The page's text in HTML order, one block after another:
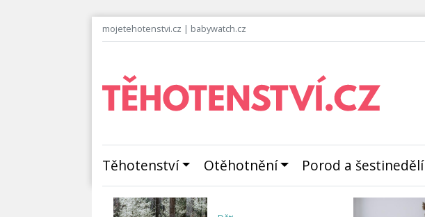
mojetehotenstvi.cz | babywatch.cz
Těhotenství Otěhotnění Porod a šestinedělí